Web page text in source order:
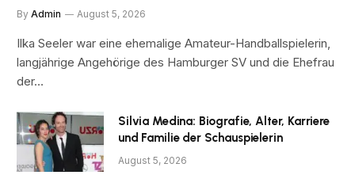
By Admin August 5, 2026
Ilka Seeler war eine ehemalige Amateur-Handballspielerin,
langjährige Angehörige des Hamburger SV und die Ehefrau
der…
Silvia Medina: Biografie, Alter, Karriere
und Familie der Schauspielerin
August 5, 2026